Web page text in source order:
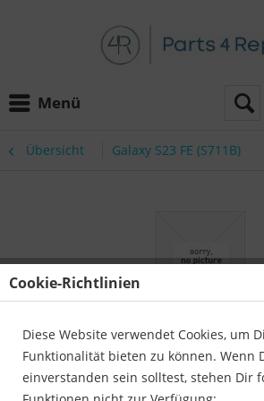
Menü
Übersicht Galaxy S23 FE (S711B)
Cookie-Richtlinien
Diese Website verwendet Cookies, um
Funktionalität bieten zu können. Wenn
einverstanden sein solltest, stehen Dir